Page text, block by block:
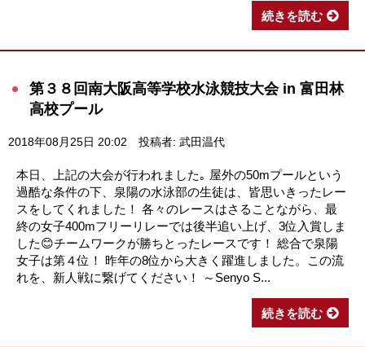
続きを読む
第３８回南大阪高等学校水泳競技大会 in 富田林
高校プール
2018年08月25日 20:02 投稿者: 武田温代
本日、上記の大会が行われました｡ 屋外の50mプールという
過酷な条件の下、泉陽の水泳部の生徒は、皆思いきったレー
スをしてくれました！ 各々のレースはさることながら、最
終の女子400mフリーリレーでは後半追い上げ、3位入賞しま
した😊チームワークが勝ちとったレースです！ 総合で泉陽
女子は第４位！ 昨年の8位から大きく躍進しました。この流
れを、新人戦に繋げてください！ ～Senyo S...
続きを読む